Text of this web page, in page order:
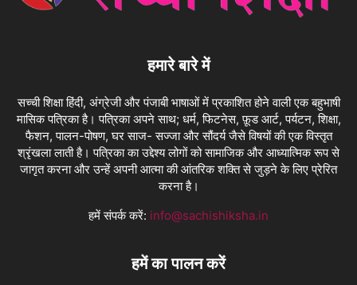
हमारे बारे में
सच्ची शिक्षा हिंदी, अंग्रेजी और पंजाबी भाषाओं में प्रकाशित होने वाली एक बहुभाषी
मासिक पत्रिका है। पत्रिका अपने साथ; धर्म, फिटनेस, फ़ूड आर्ट, पर्यटन, शिक्षा,
फैशन, पालन-पोषण, घर साज- सज्जा और सौंदर्य जैसे विषयों की एक विस्तृत
श्रृंखला लाती है। पत्रिका का उद्देश्य लोगों को सामाजिक और आध्यात्मिक रूप से
जागृत करना और उन्हें अपनी आत्मा की आंतरिक शक्ति से जुड़ने के लिए प्रेरित
करना है।
हमें संपर्क करें: info@sachishiksha.in
हमें का पालन करें